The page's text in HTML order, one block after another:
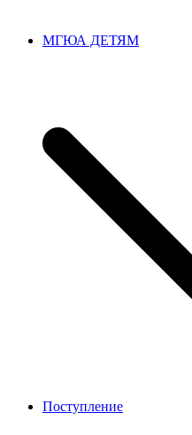
МГЮА ДЕТЯМ
Поступление